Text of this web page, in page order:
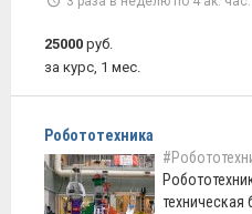
25000 руб.
за курс, 1 мес.
Робототехника
техническая